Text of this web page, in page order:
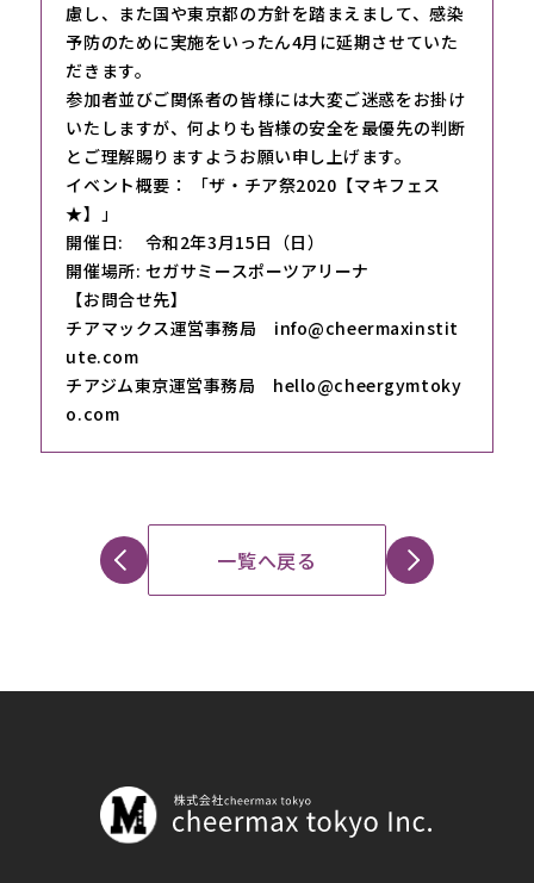
慮し、また国や東京都の方針を踏まえまして、感染
予防のために実施をいったん4月に延期させていた
だきます。
参加者並びご関係者の皆様には大変ご迷惑をお掛け
いたしますが、何よりも皆様の安全を最優先の判断
とご理解賜りますようお願い申し上げます。
イベント概要： 「ザ・チア祭2020【マキフェス
★】」
開催日: 令和2年3月15日（日）
開催場所: セガサミースポーツアリーナ
【お問合せ先】
チアマックス運営事務局 info@cheermaxinstit
ute.com
チアジム東京運営事務局 hello@cheergymtoky
o.com
一覧へ戻る